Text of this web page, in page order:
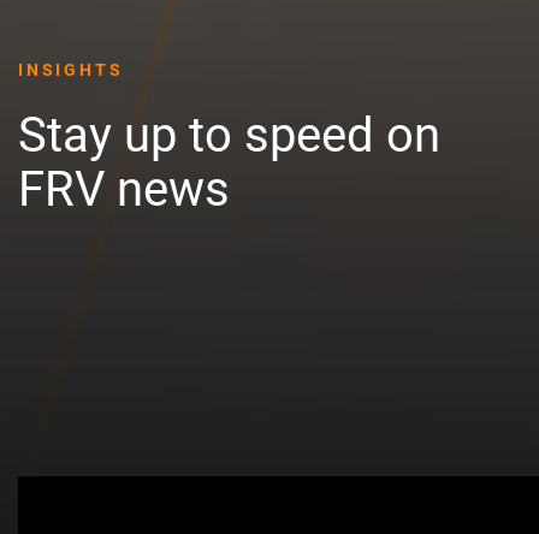
INSIGHTS
Stay up to speed on
FRV news